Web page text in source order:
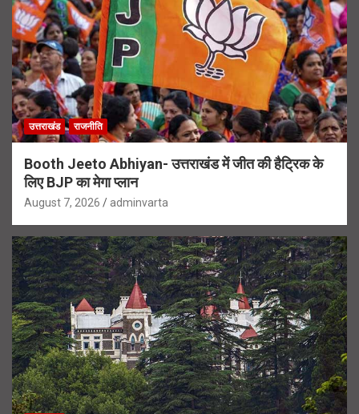
उत्तराखंड राजनीति
Booth Jeeto Abhiyan- उत्तराखंड में जीत की हैट्रिक के
लिए BJP का मेगा प्लान
August 7, 2026 adminvarta